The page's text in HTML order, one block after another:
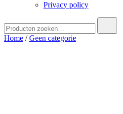
Privacy policy
naar:
Home /Geen categorie